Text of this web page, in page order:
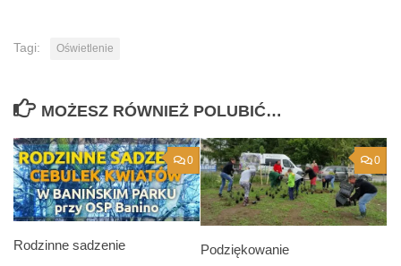
Tagi: Oświetlenie
MOŻESZ RÓWNIEŻ POLUBIĆ…
0
Rodzinne sadzenie
0
Podziękowanie